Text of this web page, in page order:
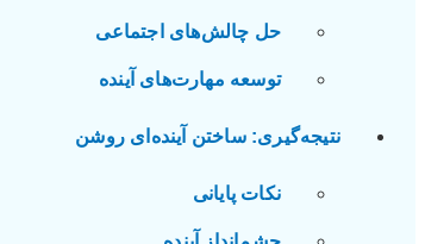
حل چالش‌های اجتماعی
توسعه مهارت‌های آینده
نتیجه‌گیری: ساختن آینده‌ای روشن
نکات پایانی